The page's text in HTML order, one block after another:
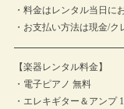
・料金はレンタル当日に
・お支払い方法は現金/ク
【楽器レンタル料金】
・電子ピアノ 無料
・エレキギター＆アンプ